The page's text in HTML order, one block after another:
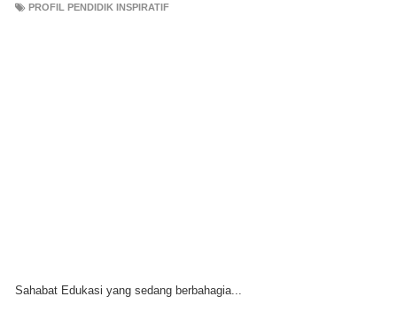
PROFIL PENDIDIK INSPIRATIF
Sahabat Edukasi yang sedang berbahagia...